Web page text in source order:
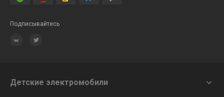
Подписывайтесь
Детские электромобили 